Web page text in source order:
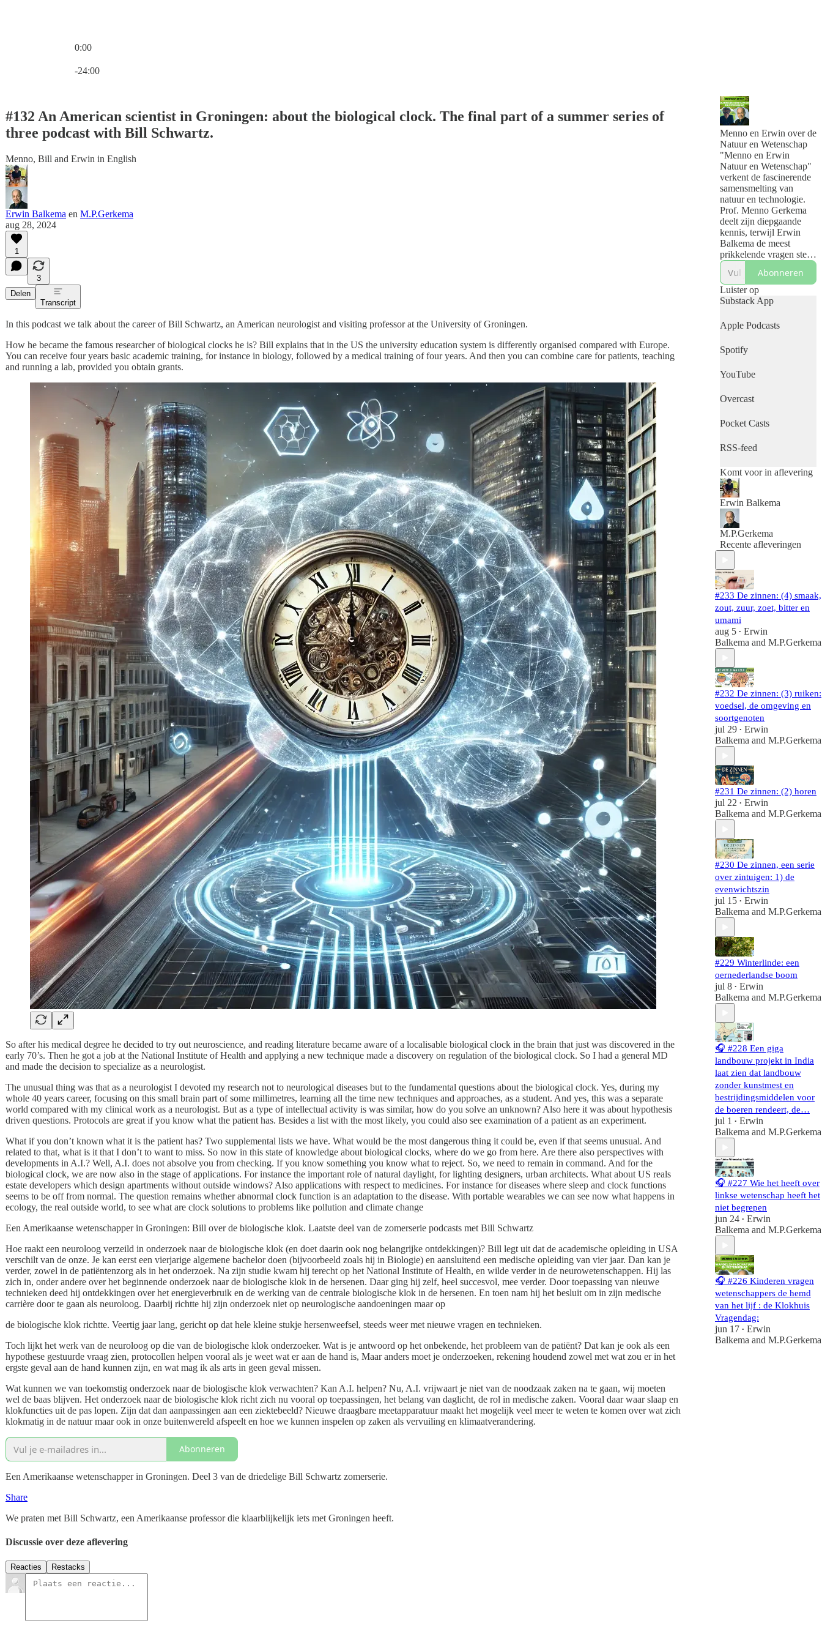
0:00
-24:00
#132 An American scientist in Groningen: about the biological clock. The final part of a summer series of
three podcast with Bill Schwartz.
Menno, Bill and Erwin in English
Erwin Balkema en M.P.Gerkema
aug 28, 2024
1
3
Delen
Transcript
In this podcast we talk about the career of Bill Schwartz, an American neurologist and visiting professor at the University of Groningen.
How he became the famous researcher of biological clocks he is? Bill explains that in the US the university education system is differently organised compared with Europe.
You can receive four years basic academic training, for instance in biology, followed by a medical training of four years. And then you can combine care for patients, teaching
and running a lab, provided you obtain grants.
So after his medical degree he decided to try out neuroscience, and reading literature became aware of a localisable biological clock in the brain that just was discovered in the
early 70’s. Then he got a job at the National Institute of Health and applying a new technique made a discovery on regulation of the biological clock. So I had a general MD
and made the decision to specialize as a neurologist.
The unusual thing was that as a neurologist I devoted my research not to neurological diseases but to the fundamental questions about the biological clock. Yes, during my
whole 40 years career, focusing on this small brain part of some millimetres, learning all the time new techniques and approaches, as a student. And yes, this was a separate
world compared with my clinical work as a neurologist. But as a type of intellectual activity is was similar, how do you solve an unknown? Also here it was about hypothesis
driven questions. Protocols are great if you know what the patient has. Besides a list with the most likely, you could also see examination of a patient as an experiment.
What if you don’t known what it is the patient has? Two supplemental lists we have. What would be the most dangerous thing it could be, even if that seems unusual. And
related to that, what is it that I don’t to want to miss. So now in this state of knowledge about biological clocks, where do we go from here. Are there also perspectives with
developments in A.I.? Well, A.I. does not absolve you from checking. If you know something you know what to reject. So, we need to remain in command. And for the
biological clock, we are now also in the stage of applications. For instance the important role of natural daylight, for lighting designers, urban architects. What about US reals
estate developers which design apartments without outside windows? Also applications with respect to medicines. For instance for diseases where sleep and clock functions
seems to be off from normal. The question remains whether abnormal clock function is an adaptation to the disease. With portable wearables we can see now what happens in
ecology, the real outside world, to see what are clock solutions to problems like pollution and climate change
Een Amerikaanse wetenschapper in Groningen: Bill over de biologische klok. Laatste deel van de zomerserie podcasts met Bill Schwartz
Hoe raakt een neuroloog verzeild in onderzoek naar de biologische klok (en doet daarin ook nog belangrijke ontdekkingen)? Bill legt uit dat de academische opleiding in USA
verschilt van de onze. Je kan eerst een vierjarige algemene bachelor doen (bijvoorbeeld zoals hij in Biologie) en aansluitend een medische opleiding van vier jaar. Dan kan je
verder, zowel in de patiëntenzorg als in het onderzoek. Na zijn studie kwam hij terecht op het National Institute of Health, en wilde verder in de neurowetenschappen. Hij las
zich in, onder andere over het beginnende onderzoek naar de biologische klok in de hersenen. Daar ging hij zelf, heel succesvol, mee verder. Door toepassing van nieuwe
technieken deed hij ontdekkingen over het energieverbruik en de werking van de centrale biologische klok in de hersenen. En toen nam hij het besluit om in zijn medische
carrière door te gaan als neuroloog. Daarbij richtte hij zijn onderzoek niet op neurologische aandoeningen maar op
de biologische klok richtte. Veertig jaar lang, gericht op dat hele kleine stukje hersenweefsel, steeds weer met nieuwe vragen en technieken.
Toch lijkt het werk van de neuroloog op die van de biologische klok onderzoeker. Wat is je antwoord op het onbekende, het probleem van de patiënt? Dat kan je ook als een
hypothese gestuurde vraag zien, protocollen helpen vooral als je weet wat er aan de hand is, Maar anders moet je onderzoeken, rekening houdend zowel met wat zou er in het
ergste geval aan de hand kunnen zijn, en wat mag ik als arts in geen geval missen.
Wat kunnen we van toekomstig onderzoek naar de biologische klok verwachten? Kan A.I. helpen? Nu, A.I. vrijwaart je niet van de noodzaak zaken na te gaan, wij moeten
wel de baas blijven. Het onderzoek naar de biologische klok richt zich nu vooral op toepassingen, het belang van daglicht, de rol in medische zaken. Vooral daar waar slaap en
klokfuncties uit de pas lopen. Zijn dat dan aanpassingen aan een ziektebeeld? Nieuwe draagbare meetapparatuur maakt het mogelijk veel meer te weten te komen over wat zich
klokmatig in de natuur maar ook in onze buitenwereld afspeelt en hoe we kunnen inspelen op zaken als vervuiling en klimaatverandering.
Abonneren
Een Amerikaanse wetenschapper in Groningen. Deel 3 van de driedelige Bill Schwartz zomerserie.
Share
We praten met Bill Schwartz, een Amerikaanse professor die klaarblijkelijk iets met Groningen heeft.
Discussie over deze aflevering
Reacties Restacks
Menno en Erwin over de
Natuur en Wetenschap
"Menno en Erwin
Natuur en Wetenschap"
verkent de fascinerende
samensmelting van
natuur en technologie.
Prof. Menno Gerkema
deelt zijn diepgaande
kennis, terwijl Erwin
Balkema de meest
prikkelende vragen stelt.
Van de raadsels van AI
en biologische klokken
tot de schoonheid van
onontdekte
natuurgebieden, elke
aflevering is een
avontuur in wetenschap
een reis door
ontdekkingen en
Jouw pad naar de
en de vooruitgang van
Abonneren
Luister op
Substack App
Apple Podcasts
Spotify
YouTube
Overcast
Pocket Casts
RSS-feed
Komt voor in aflevering
Erwin Balkema
M.P.Gerkema
Recente afleveringen
#233 De zinnen: (4) smaak,
zout, zuur, zoet, bitter en
umami
aug 5 • Erwin
Balkema and M.P.Gerkema
#232 De zinnen: (3) ruiken:
voedsel, de omgeving en
soortgenoten
jul 29 • Erwin
Balkema and M.P.Gerkema
#231 De zinnen: (2) horen
jul 22 • Erwin
Balkema and M.P.Gerkema
#230 De zinnen, een serie
over zintuigen: 1) de
evenwichtszin
jul 15 • Erwin
Balkema and M.P.Gerkema
#229 Winterlinde: een
oernederlandse boom
jul 8 • Erwin
Balkema and M.P.Gerkema
🎧 #228 Een giga
landbouw projekt in India
laat zien dat landbouw
zonder kunstmest en
bestrijdingsmiddelen voor
de boeren rendeert, de…
jul 1 • Erwin
Balkema and M.P.Gerkema
🎧 #227 Wie het heeft over
linkse wetenschap heeft het
niet begrepen
jun 24 • Erwin
Balkema and M.P.Gerkema
🎧 #226 Kinderen vragen
wetenschappers de hemd
van het lijf : de Klokhuis
Vragendag:
jun 17 • Erwin
Balkema and M.P.Gerkema